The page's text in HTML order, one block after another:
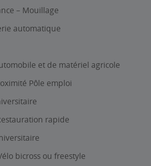
– Mouillage
automatique
et de matériel agricole
Pôle emploi
rapide
bicross ou freestyle